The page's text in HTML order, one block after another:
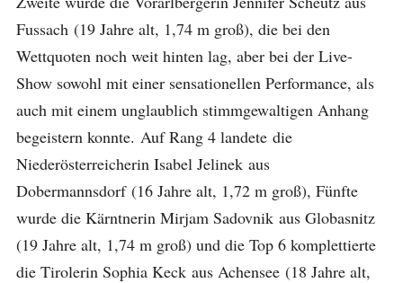
Fussach (19 Jahre alt, 1,74 m groß), die bei den
Wettquoten noch weit hinten lag, aber bei der Live-
Show sowohl mit einer sensationellen Performance, als
auch mit einem unglaublich stimmgewaltigen Anhang
begeistern konnte. Auf Rang 4 landete die
Niederösterreicherin Isabel Jelinek aus
Dobermannsdorf (16 Jahre alt, 1,72 m groß), Fünfte
wurde die Kärntnerin Mirjam Sadovnik aus Globasnitz
(19 Jahre alt, 1,74 m groß) und die Top 6 komplettierte
die Tirolerin Sophia Keck aus Achensee (18 Jahre alt,